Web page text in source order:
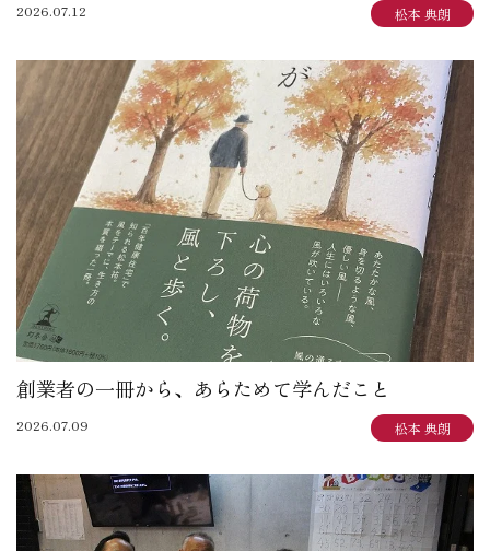
2026.07.12 松本 典朗
創業者の一冊から、あらためて学んだこと
2026.07.09 松本 典朗